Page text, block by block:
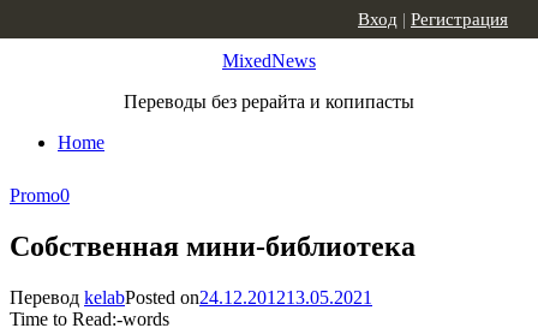
MixedNews
Переводы без рерайта и копипасты
Home
Вход | Регистрация
Promo0
Собственная мини-библиотека
Перевод kelabPosted on24.12.201213.05.2021
Time to Read:-words